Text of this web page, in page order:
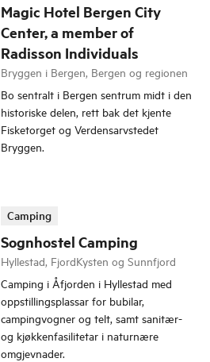
Magic Hotel Bergen City
Center, a member of
Radisson Individuals
Bryggen i Bergen, Bergen og regionen
Bo sentralt i Bergen sentrum midt i den
historiske delen, rett bak det kjente
Fisketorget og Verdensarvstedet
Bryggen.
Sognhostel Camping
Camping
Hyllestad, FjordKysten og Sunnfjord
Camping i Åfjorden i Hyllestad med
oppstillingsplassar for bubilar,
campingvogner og telt, samt sanitær-
og kjøkkenfasilitetar i naturnære
omgjevnader.